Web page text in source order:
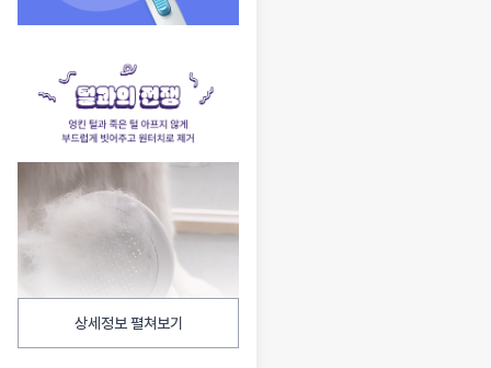
상세정보 펼쳐보기